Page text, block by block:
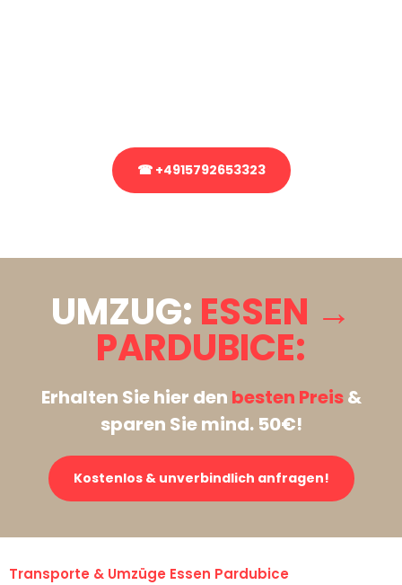
☎ +4915792653323
UMZUG: ESSEN →
PARDUBICE:
Erhalten Sie hier den besten Preis&
sparen Sie mind. 50€!
Kostenlos & unverbindlich anfragen!
Transporte & Umzüge Essen Pardubice